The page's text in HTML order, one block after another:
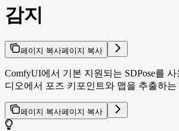
감지
페이지 복사페이지 복사
ComfyUI에서 기본 지원되는 SDPose를 사
디오에서 포즈 키포인트와 맵을 추출하
페이지 복사페이지 복사